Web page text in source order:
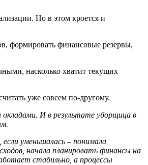
Но в этом кроется и
формировать финансовые резервы,
насколько хватит текущих
уже совсем по-другому.
окладами. Ив результате уборщица в
уменьшалась – понимала
начала планировать финансы на
стабильно, а процессы